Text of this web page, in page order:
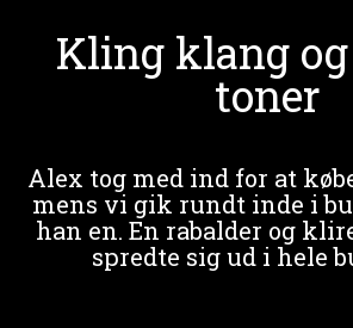
Kling klang
toner
Alex tog med ind for at
mens vi gik rundt inde i
han en. En rabalder og
spredte sig ud i hele